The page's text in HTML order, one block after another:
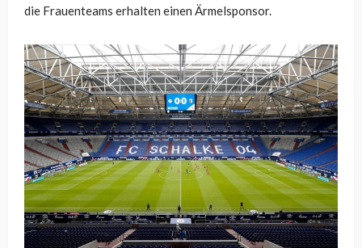
die Frauenteams erhalten einen Ärmelsponsor.